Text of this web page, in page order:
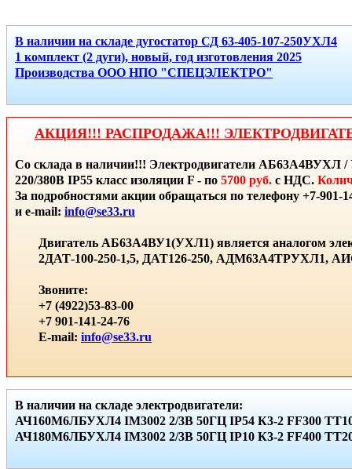
В наличии на складе дугостатор СД 63-405-107-250УХЛ4
1 комплект (2 дуги), новый, год изготовления 2025
Производства ООО НПО "СПЕЦЭЛЕКТРО"
АКЦИЯ!!! РАСПРОДАЖА!!!
Со склада в наличии!!! Электродвигатели АБ63А4ВУХЛ /
220/380В IP55 класс изоляции F - по 5700 руб. с НДС.
За подробностями акции обращаться по телефону +7-901-
и e-mail: info@se33.ru
Двигатель АБ63А4ВУ1(УХЛ1) является аналогом
2ДАТ-100-250-1,5, ДАТ126-250, АДМ63А4ТРУХЛ1,
Звоните:
+7 (4922)53-83-00
+7 901-141-24-76
E-mail: info@se33.ru
В наличии на складе электродвигатели:
АЧ160М6ЛБУХЛ4 IМ3002 2/3В 50ГЦ IР54 К3-2 FF300 ТТ10
АЧ180М6ЛБУХЛ4 IМ3002 2/3В 50ГЦ IР10 К3-2 FF400 ТТ20